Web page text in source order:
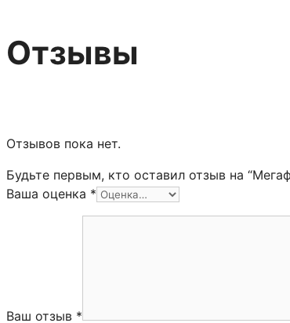
Отзывы
Отзывов пока нет.
Будьте первым, кто оставил отзыв на
Ваша оценка *
Ваш отзыв *